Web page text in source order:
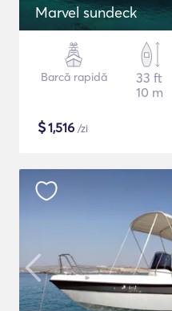
Marvel sundeck
Barcă rapidă
33 ft
10 m
$1,516 /zi